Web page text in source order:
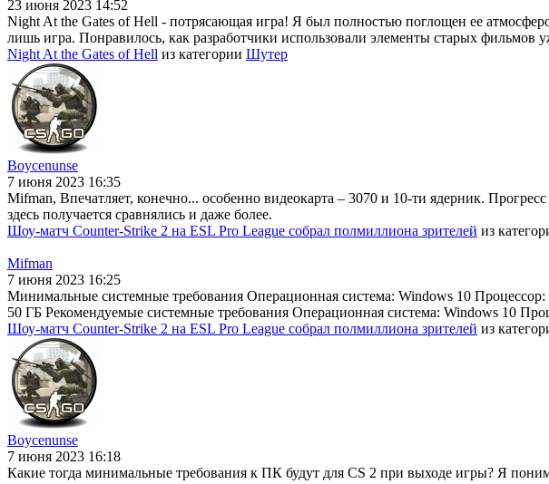
23 июня 2023 14:52
Night At the Gates of Hell - потрясающая игра! Я был полностью поглощен ее
лишь игра. Понравилось, как разработчики использовали элементы старых фильмов
Night At the Gates of Hell из категории Шутер
Boycenunse
7 июня 2023 16:35
Mifman, Впечатляет, конечно... особенно видеокарта – 3070 и 10-ти ядерник.
здесь получается сравнялись и даже более.
Шоу-матч Counter-Strike 2 на ESL Pro League собрал полмиллиона зрителей из
Mifman
7 июня 2023 16:25
Минимальные системные требования Операционная система: Windows 10
50 ГБ Рекомендуемые системные требования Операционная система: Windows 10
Шоу-матч Counter-Strike 2 на ESL Pro League собрал полмиллиона зрителей из
Boycenunse
7 июня 2023 16:18
Какие тогда минимальные требования к ПК будут для CS 2 при выходе игры? Я